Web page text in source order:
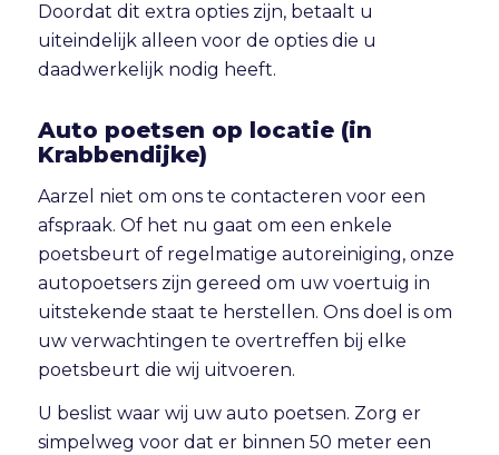
Doordat dit extra opties zijn, betaalt u
uiteindelijk alleen voor de opties die u
daadwerkelijk nodig heeft.
Auto poetsen op locatie (in
Krabbendijke)
Aarzel niet om ons te contacteren voor een
afspraak. Of het nu gaat om een enkele
poetsbeurt of regelmatige autoreiniging, onze
autopoetsers zijn gereed om uw voertuig in
uitstekende staat te herstellen. Ons doel is om
uw verwachtingen te overtreffen bij elke
poetsbeurt die wij uitvoeren.
U beslist waar wij uw auto poetsen. Zorg er
simpelweg voor dat er binnen 50 meter een